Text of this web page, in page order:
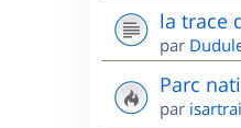
la trace
par
Parc
par